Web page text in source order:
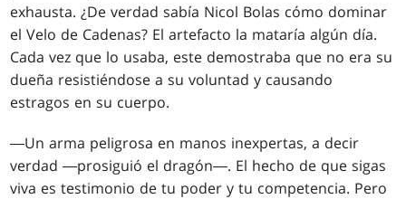
exhausta. ¿De verdad sabía Nicol Bolas cómo dominar
el Velo de Cadenas? El artefacto la mataría algún día.
Cada vez que lo usaba, este demostraba que no era su
dueña resistiéndose a su voluntad y causando
estragos en su cuerpo.
―Un arma peligrosa en manos inexpertas, a decir
verdad ―prosiguió el dragón―. El hecho de que sigas
viva es testimonio de tu poder y tu competencia. Pero